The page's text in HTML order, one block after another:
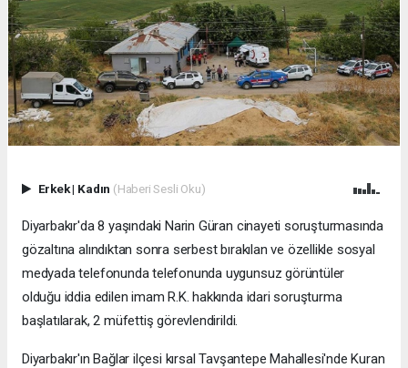
Erkek| Kadın (Haberi Sesli Oku)
Diyarbakır'da 8 yaşındaki Narin Güran cinayeti soruşturmasında
gözaltına alındıktan sonra serbest bırakılan ve özellikle sosyal
medyada telefonunda telefonunda uygunsuz görüntüler
olduğu iddia edilen imam R.K. hakkında idari soruşturma
başlatılarak, 2 müfettiş görevlendirildi.
Diyarbakır'ın Bağlar ilçesi kırsal Tavşantepe Mahallesi'nde Kuran